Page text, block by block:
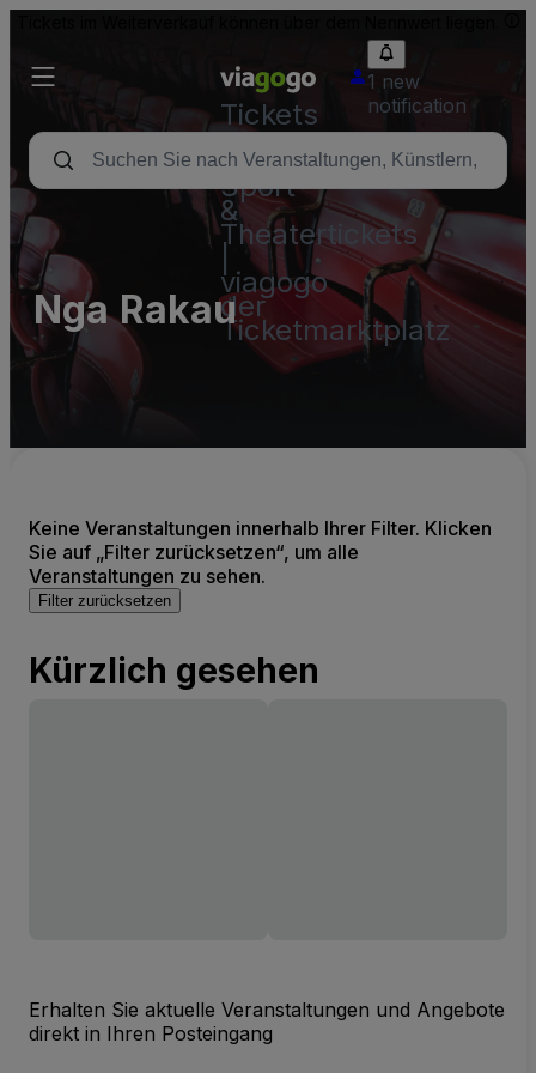
Tickets
-
Konzert-,
Sport-
&
Theatertickets
viagogo
der
Ticketmarktplatz
1 new
notification
Nga Rakau
Keine Veranstaltungen innerhalb Ihrer Filter. Klicken
Sie auf „Filter zurücksetzen“, um alle
Veranstaltungen zu sehen.
Filter zurücksetzen
Kürzlich gesehen
Erhalten Sie aktuelle Veranstaltungen und Angebote
direkt in Ihren Posteingang